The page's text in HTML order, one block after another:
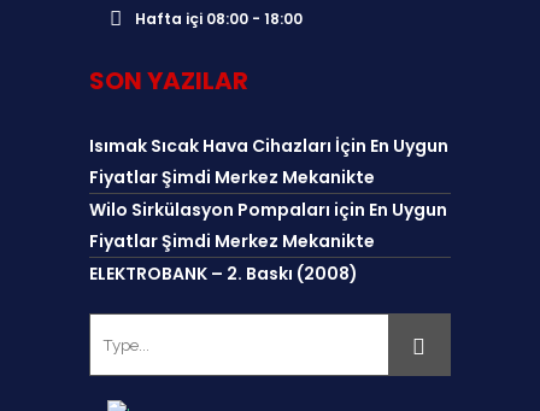
Hafta içi 08:00 - 18:00
SON YAZILAR
Isımak Sıcak Hava Cihazları İçin En Uygun
Fiyatlar Şimdi Merkez Mekanikte
Wilo Sirkülasyon Pompaları için En Uygun
Fiyatlar Şimdi Merkez Mekanikte
ELEKTROBANK – 2. Baskı (2008)